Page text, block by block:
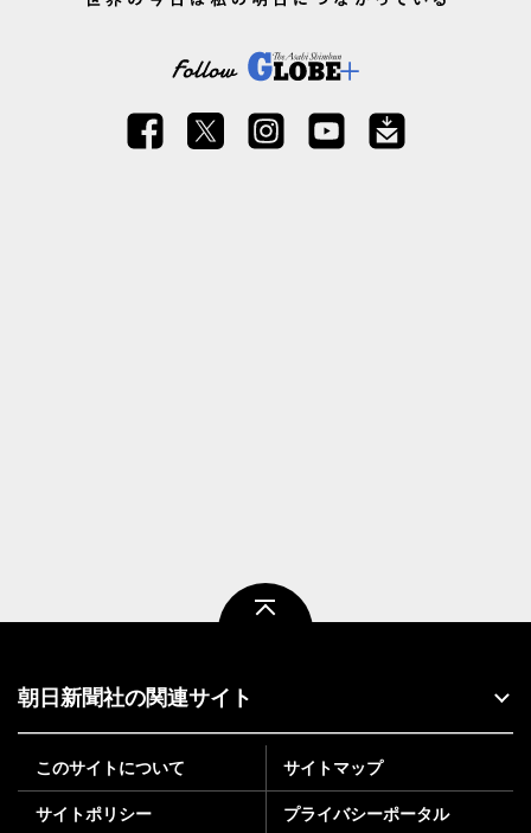
朝日新聞社の関連サイト
このサイトについて サイトマップ
サイトポリシー プライバシーポータル